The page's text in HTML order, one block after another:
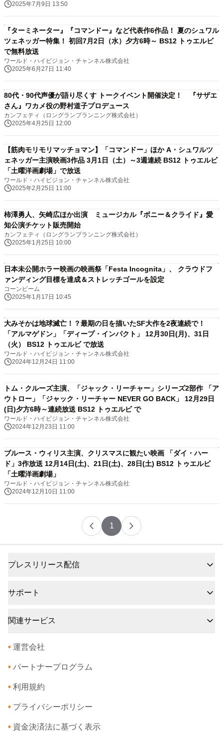
2025年7月9日 13:50
『ターミネーター』『コマンドー』など代表作6作品！ 夏のシュワル
ツェネッガー特集！ 初回7月2日（水）夕方6時～ BS12 トゥエルビ
で無料放送
ワールド・ハイビジョン・チャンネル株式会社
2025年6月27日 11:40
80代・90代声優が語り尽くす トークイベント開催決定！ 『サザエ
さん』ワカメ役の野村道子プロデュース
カンフェティ（ロングランプランニング株式会社）
2025年4月25日 12:00
【筋肉モリモリマッチョマン】「コマンドー」ほか A・シュワルツ
ェネッガー主演映画3作品 3月1日（土）～3週連続 BS12 トゥエルビ
「土曜洋画劇場」で放送
ワールド・ハイビジョン・チャンネル株式会社
2025年2月25日 11:00
柿澤勇人、矢崎広ほか出演 ミュージカル『ボニー＆クライド』愛
知公演チケット販売開始
カンフェティ（ロングランプランニング株式会社）
2025年1月25日 10:00
日本未公開ホラー映画の映画祭「Festa Incognita」、 クラウドフ
ァンディング目標を達成＆ストレッチゴールを設定
コーンビーム
2025年1月17日 10:45
大みそかは地球滅亡！？最期の日を描いたSF大作を2夜連続で！
「アルマゲドン」「ディープ・インパクト」 12月30日(月)、31日
（火） BS12 トゥエルビ で放送
ワールド・ハイビジョン・チャンネル株式会社
2024年12月24日 11:00
トム・クルーズ主演、「ジャック・リーチャー」シリーズ2部作 「ア
ウトロー」「ジャック・リーチャー NEVER GO BACK」 12月29日
(日)夕方6時～連続放送 BS12 トゥエルビ で
ワールド・ハイビジョン・チャンネル株式会社
2024年12月23日 11:00
ブルース・ウィリス主演、クリスマスに観たい映画 「ダイ・ハー
ド」3作放送 12月14日(土)、21日(土)、28日(土) BS12 トゥエルビ
「土曜洋画劇場」
ワールド・ハイビジョン・チャンネル株式会社
2024年12月10日 11:00
1
プレスリリース配信
サポート
関連サービス
• 運営会社
• パートナープログラム
• 利用規約
• プライバシーポリシー
• 資金決済法に基づく表示